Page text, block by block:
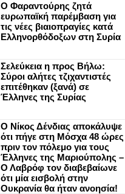
Ο Φαραντούρης ζητά
ευρωπαϊκή παρέμβαση για
τις νέες βιαιοπραγίες κατά
Ελληνορθόδοξων στη Συρία
Σελεύκεια η προς Βήλω:
Σύροι αλήτες τζιχαντιστές
επιτέθηκαν (ξανά) σε
Έλληνες της Συρίας
Ο Νίκος Δένδιας αποκάλυψε
ότι πήγε στη Μόσχα 48 ώρες
πριν τον πόλεμο για τους
Έλληνες της Μαριούπολης –
Ο Λαβρόφ τον διαβεβαίωνε
ότι μία εισβολή στην
Ουκρανία θα ήταν ανοησία!